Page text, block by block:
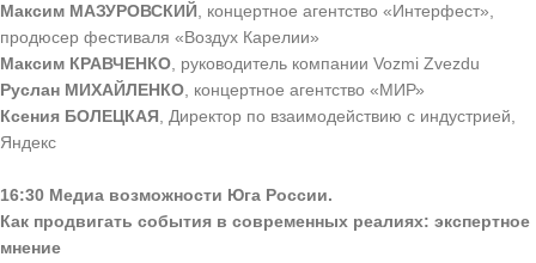
Максим МАЗУРОВСКИЙ
концертное агентство «Интерфест»,
продюсер фестиваля «Воздух Карелии»
Максим КРАВЧЕНКО , руководитель компании Vozmi Zvezdu
Руслан МИХАЙЛЕНКО концертное агентство «МИР»
Ксения БОЛЕЦКАЯ , Директор по взаимодействию с индустрией,
Яндекс
16:30 Медиа возможности Юга России.
Как продвигать события в современных реалиях: экспертное
мнение